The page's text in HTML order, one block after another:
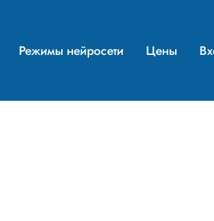
Режимы нейросети Цены